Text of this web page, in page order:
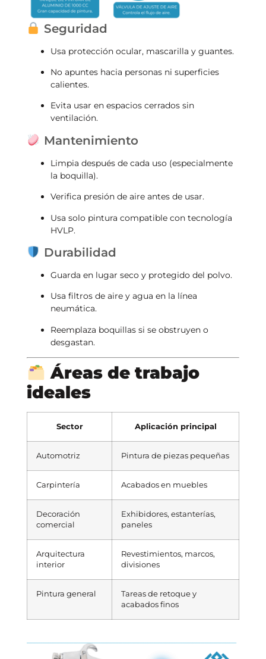
Seguridad
Usa protección ocular, mascarilla y guantes.
No apuntes hacia personas ni superficies
calientes.
Evita usar en espacios cerrados sin
ventilación.
Mantenimiento
Limpia después de cada uso (especialmente
la boquilla).
Verifica presión de aire antes de usar.
Usa solo pintura compatible con tecnología
HVLP.
Durabilidad
Guarda en lugar seco y protegido del polvo.
Usa filtros de aire y agua en la línea
neumática.
Reemplaza boquillas si se obstruyen o
desgastan.
Áreas de trabajo
ideales
Sector Aplicación principal
Automotriz Pintura de piezas pequeñas
Carpintería Acabados en muebles
Decoración
comercial
Exhibidores, estanterías,
paneles
Arquitectura
interior
Revestimientos, marcos,
divisiones
Pintura general
Tareas de retoque y
acabados finos